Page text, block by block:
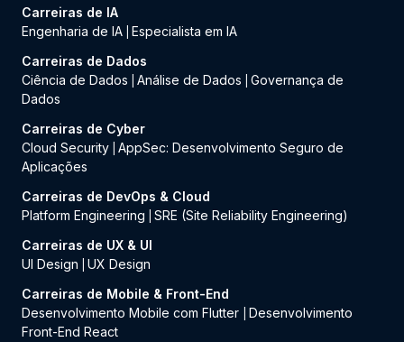
Carreiras de IA
Engenharia de IA Especialista em IA
Carreiras de Dados
Ciência de Dados
Análise de Dados
Governança de
Dados
Carreiras de Cyber
Cloud Security AppSec: Desenvolvimento Seguro de
Aplicações
Carreiras de DevOps & Cloud
Platform Engineering
SRE (Site Reliability Engineering)
Carreiras de UX & UI
UI Design
UX Design
Carreiras de Mobile & Front-End
Desenvolvimento Mobile com Flutter
Desenvolvimento
Front-End React